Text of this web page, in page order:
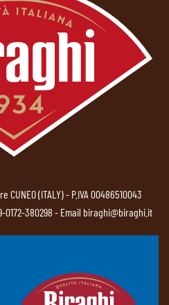
CUNEO (ITALY) - P.IVA 00486510043
0172-380298 - Email biraghi@biraghi.it